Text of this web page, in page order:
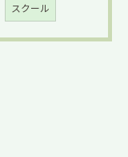
スクール